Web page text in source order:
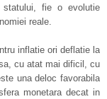
fie o evolutie
reale.
inflatie ori deflatie la
cu atat mai dificil, cu
una deloc favorabila
monetara decat in